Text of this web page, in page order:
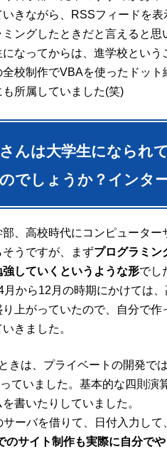
いきながら、RSSフィードを
ングしたときだと言えると思
なってからは、進学校とい
全校制作でVBAを使ったドッ
所属していました(笑)
んは大学生になられ
でしょうか？インタ
、高校時代にコンピューター
うですが、まずプログラミン
していくというような形でし
月から12月の時期にかけては
上がっていたので、自分で作
きました。
きは、プライベートの開発で
ていました。基本的な四則演
書いたりしていました。
サーバを借りて、日付入力して
サイト制作も実際に自分で